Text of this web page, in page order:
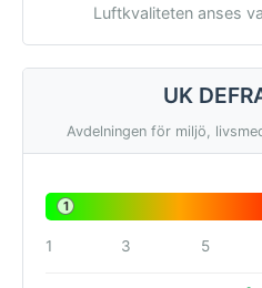
Luftkvaliteten anses
UK
Avdelningen för miljö,
1
1 3 5